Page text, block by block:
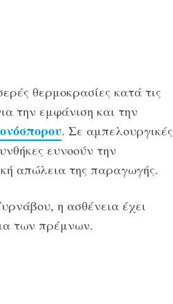
θερμοκρασίες κατά τις
την εμφάνιση και την
. Σε αμπελουργικές
ευνοούν την
απώλεια της παραγωγής.
η ασθένεια έχει
των πρέμνων.